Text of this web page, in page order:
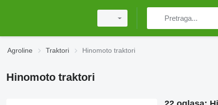
Agroline Traktori Hinomoto traktori
Hinomoto traktori